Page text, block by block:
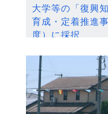
大学等の「復興
育成・定着推進
度）に採択